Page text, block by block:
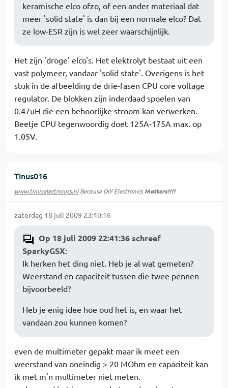
keramische elco ofzo, of een ander materiaal dat
meer 'solid state' is dan bij een normale elco? Dat
ze low-ESR zijn is wel zeer waarschijnlijk.
Het zijn 'droge' elco's. Het elektrolyt bestaat uit een
vast polymeer, vandaar 'solid state'. Overigens is het
stuk in de afbeelding de drie-fasen CPU core voltage
regulator. De blokken zijn inderdaad spoelen van
0.47uH die een behoorlijke stroom kan verwerken.
Beetje CPU tegenwoordig doet 125A-175A max. op
1.05V.
Tinus016
www.tinuselectronics.nlBecause DIY ElectronicsMatters!!!!
zaterdag 18 juli 2009 23:40:16
Op 18 juli 2009 22:41:36 schreef
SparkyGSX:
Ik herken het ding niet. Heb je al wat gemeten?
Weerstand en capaciteit tussen die twee pennen
bijvoorbeeld?
Heb je enig idee hoe oud het is, en waar het
vandaan zou kunnen komen?
even de multimeter gepakt maar ik meet een
weerstand van oneindig > 20 MOhm en capaciteit kan
ik met m'n multimeter niet meten.